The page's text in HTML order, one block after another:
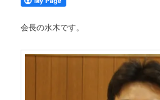
会長の水木です。